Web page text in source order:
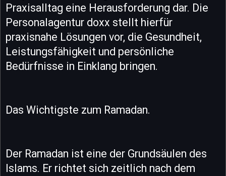
Praxisalltag eine Herausforderung dar. Die
Personalagentur doxx stellt hierfür
praxisnahe Lösungen vor, die Gesundheit,
Leistungsfähigkeit und persönliche
Bedürfnisse in Einklang bringen.
Das Wichtigste zum Ramadan.
Der Ramadan ist eine der Grundsäulen des
Islams. Er richtet sich zeitlich nach dem